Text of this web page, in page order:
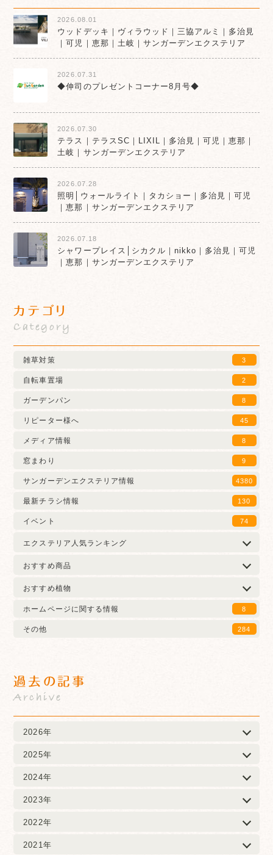
2026.08.01
ウッドデッキ｜ヴィラウッド｜三協アルミ｜多治見
｜可児｜恵那｜土岐｜サンガーデンエクステリア
2026.07.31
◆伸司のプレゼントコーナー8月号◆
2026.07.30
テラス｜テラスSC｜LIXIL｜多治見｜可児｜恵那｜
土岐｜サンガーデンエクステリア
2026.07.28
照明│ウォールライト｜タカショー｜多治見｜可児
｜恵那｜サンガーデンエクステリア
2026.07.18
シャワープレイス│シカクル｜nikko｜多治見｜可児
｜恵那｜サンガーデンエクステリア
カテゴリ
Category
雑草対策 3
自転車置場 2
ガーデンパン 8
リピーター様へ 45
メディア情報 8
窓まわり 9
サンガーデンエクステリア情報 4380
最新チラシ情報 130
イベント 74
エクステリア人気ランキング
おすすめ商品
おすすめ植物
ホームページに関する情報
8
その他 284
過去の記事
Archive
2026年
2025年
2024年
2023年
2022年
2021年